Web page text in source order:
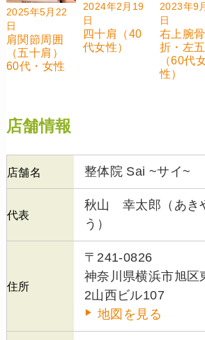
2025年5月22
日
肩関節周囲
（五十肩）
60代・女性
2024年2月19
日
四十肩（40
代女性）
2023年9
日
右上腕
折・左
（60代
性）
店舗情報
店舗名 整体院 Sai ~サイ~
代表
秋山 幸太郎（あき
う）
住所
〒241-0826
神奈川県横浜市旭区
2山西ビル107
地図を見る